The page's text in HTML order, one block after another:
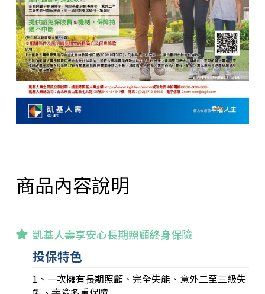
商品內容說明
凱基人壽享安心長期照顧終身保險
投保特色
1、一次擁有長期照顧、完全失能、意外二至三級失